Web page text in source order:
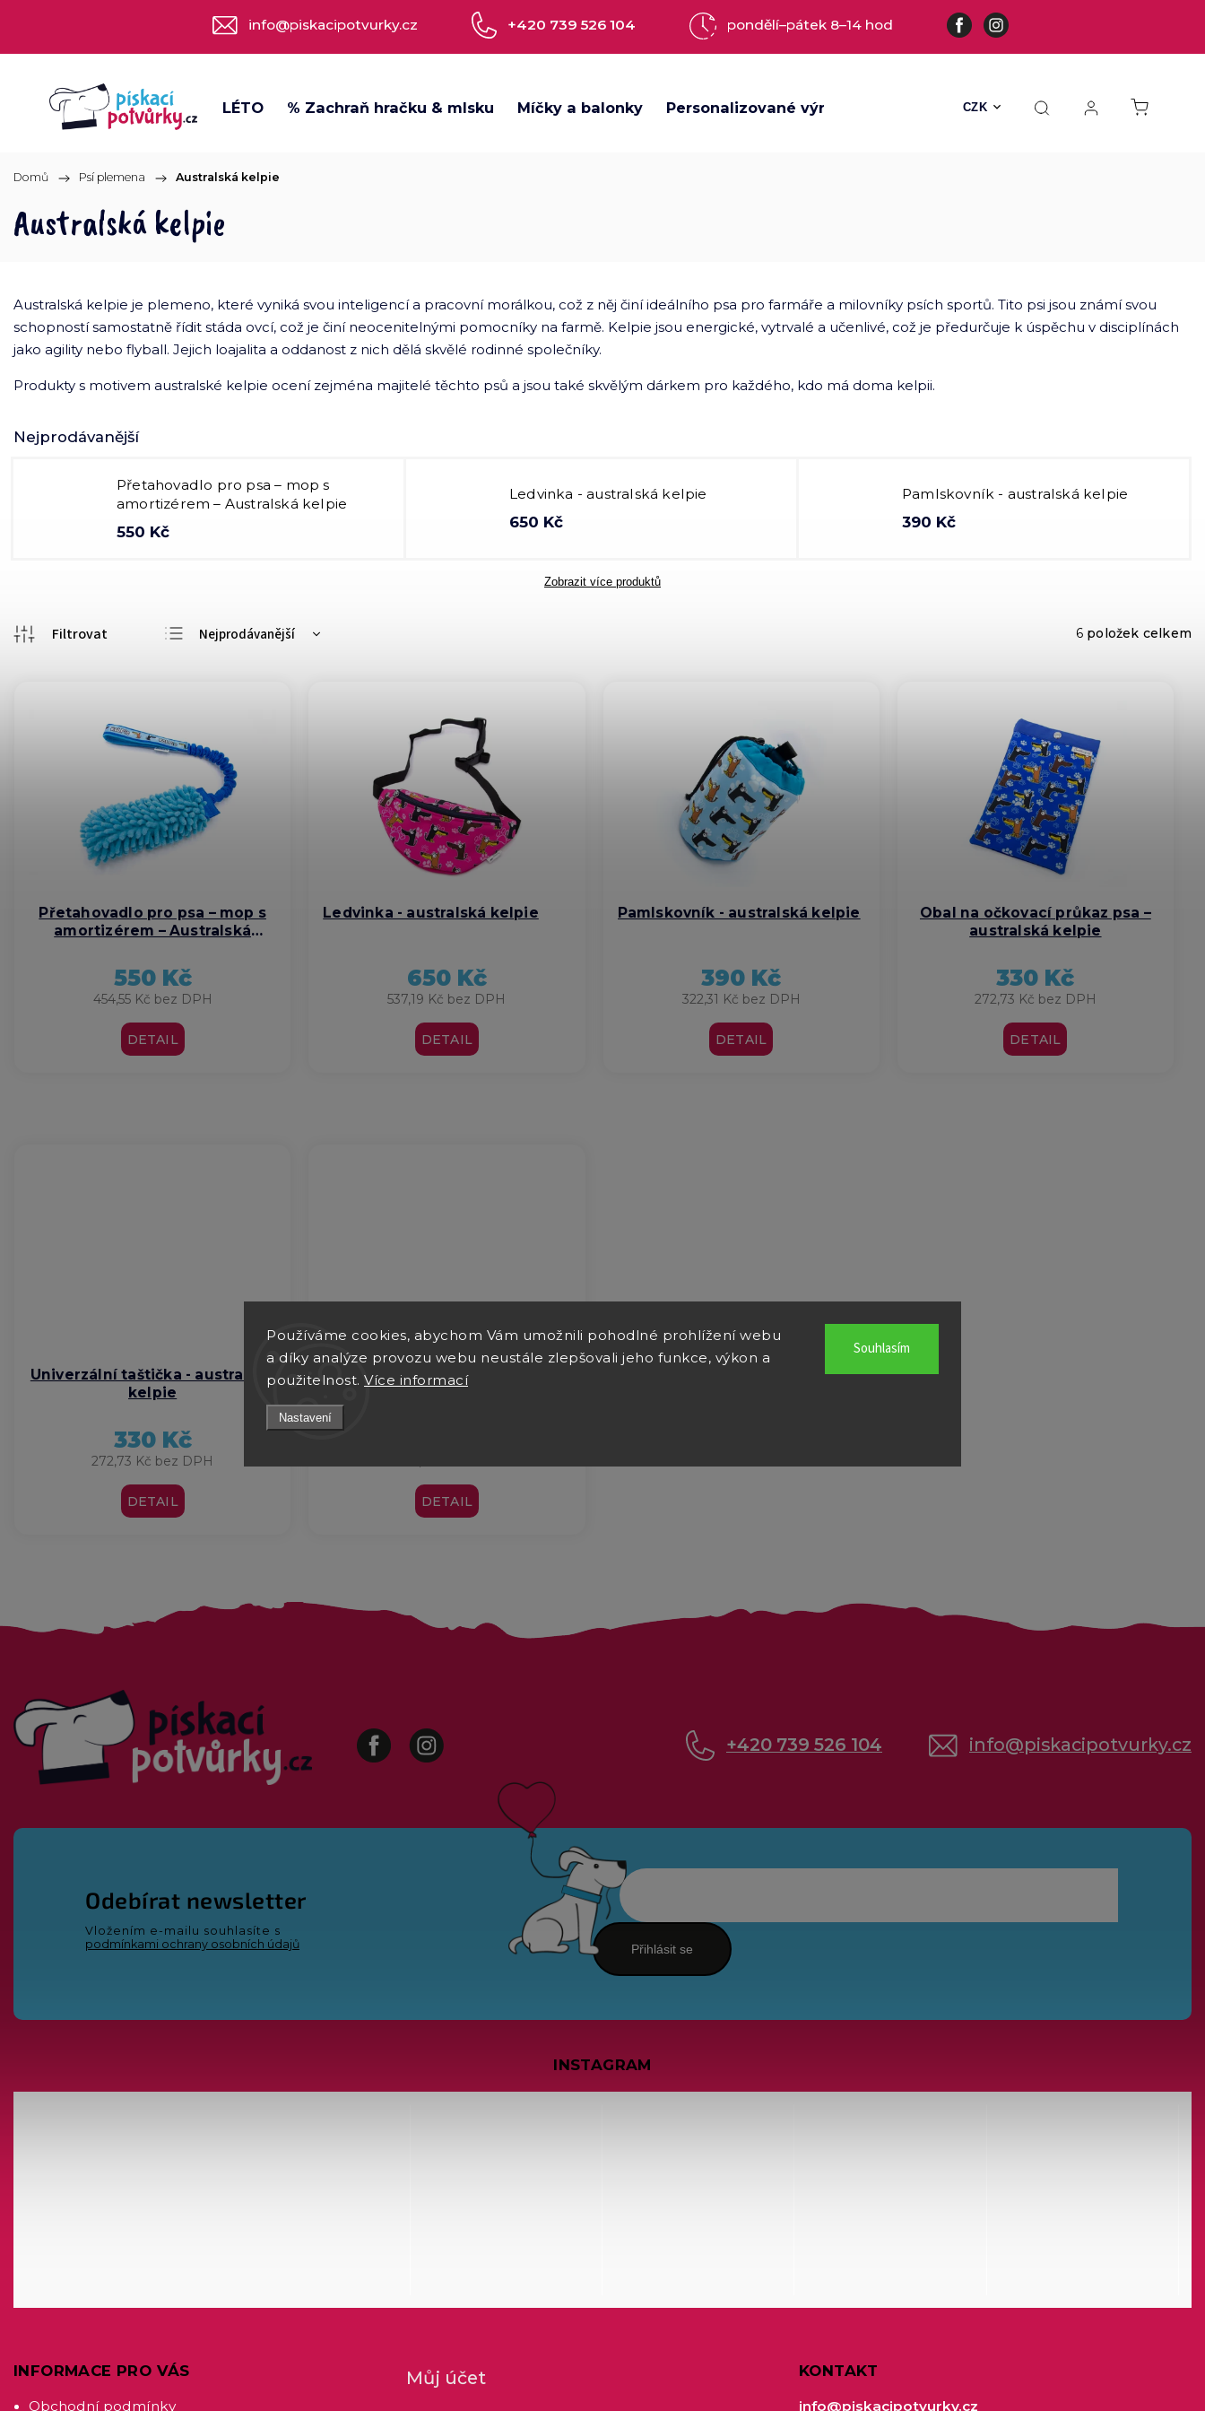
Používáme cookies, abychom Vám umožnili pohodlné prohlížení webu
a díky analýze provozu webu neustále zlepšovali jeho funkce, výkon a
použitelnost. Více informací
Nastavení
Souhlasím
+420 739 526 104
info@piskacipotvurky.cz pondělí–pátek 8–14 hod
CZK
LÉTO % Zachraň hračku & mlsku Míčky a balonky Personalizované výrobky Všechny hračky Hračky s kožešinou
Domů / Psí plemena / Australská kelpie
Australská kelpie
Australská kelpie je plemeno, které vyniká svou inteligencí a pracovní morálkou, což z něj činí ideálního psa pro farmáře a milovníky psích sportů. Tito psi jsou známí svou
schopností samostatně řídit stáda ovcí, což je činí neocenitelnými pomocníky na farmě. Kelpie jsou energické, vytrvalé a učenlivé, což je předurčuje k úspěchu v disciplínách
jako agility nebo flyball. Jejich loajalita a oddanost z nich dělá skvělé rodinné společníky.
Produkty s motivem australské kelpie ocení zejména majitelé těchto psů a jsou také skvělým dárkem pro každého, kdo má doma kelpii.
Nejprodávanější
Přetahovadlo pro psa – mop s
amortizérem – Australská kelpie
550 Kč
Ledvinka - australská kelpie
650 Kč
Pamlskovník - australská kelpie
390 Kč
Zobrazit více produktů
Nejprodávanější
6 položek celkem
Přetahovadlo pro psa – mop s
amortizérem – Australská
454,55 Kč bez DPH
550 Kč
DETAIL
Ledvinka - australská kelpie
537,19 Kč bez DPH
650 Kč
DETAIL
Pamlskovník - australská kelpie
322,31 Kč bez DPH
390 Kč
DETAIL
Obal na očkovací průkaz psa –
australská kelpie
272,73 Kč bez DPH
330 Kč
DETAIL
Univerzální taštička - australská
kelpie
272,73 Kč bez DPH
330 Kč
DETAIL
Luxusní plyšová deka pro psa –
DETAIL
FacebookInstagram info@piskacipotvurky.cz
+420 739 526 104
Odebírat newsletter
Vložením e-mailu souhlasíte s
podmínkami ochrany osobních údajů
Přihlásit se
INSTAGRAM
INFORMACE PRO VÁS
Obchodní podmínky
Můj účet KONTAKT
info@piskacipotvurky.cz